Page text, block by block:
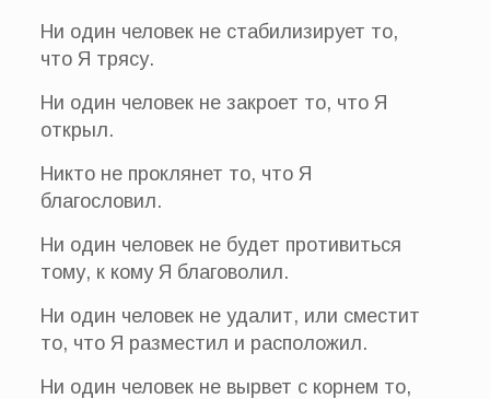
Ни один человек не стабилизирует то,
что Я трясу.
Ни один человек не закроет то, что Я
открыл.
Никто не проклянет то, что Я
благословил.
Ни один человек не будет противиться
тому, к кому Я благоволил.
Ни один человек не удалит, или сместит
то, что Я разместил и расположил.
Ни один человек не вырвет с корнем то,